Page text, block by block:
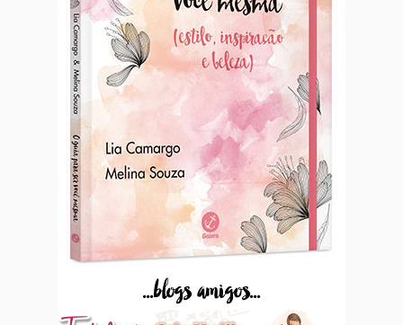
...blogs amigos...